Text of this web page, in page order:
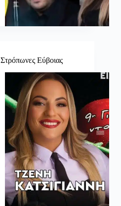
Εύβοιας